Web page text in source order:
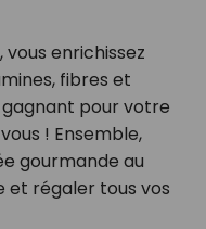
enrichissez
fibres et
gagnant pour votre
! Ensemble,
gourmande au
et régaler tous vos